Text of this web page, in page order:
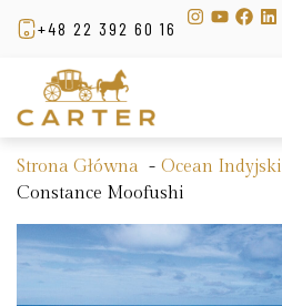
+48 22 392 60 16
Strona Główna Ocean Indyjski
Constance Moofushi